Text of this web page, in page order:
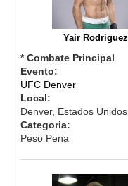
Yair Rodriguez
* Combate Principal
Evento:
UFC Denver
Local:
Denver, Estados Unidos
Categoria:
Peso Pena